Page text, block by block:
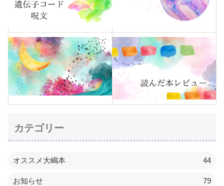
カテゴリー
オススメ大嶋本 44
お知らせ 79